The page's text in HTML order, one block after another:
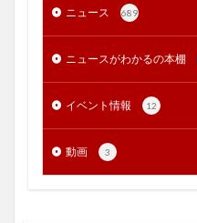
ニュース 689
ニュースがわかるの本棚
イベント情報 12
動画 3